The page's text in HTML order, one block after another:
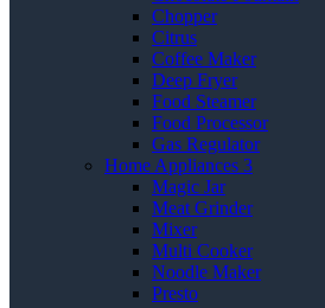
Chopper
Citrus
Coffee Maker
Deep Fryer
Food Steamer
Food Processor
Gas Regulator
Home Appliances 3
Magic Jar
Meat Grinder
Mixer
Multi Cooker
Noodle Maker
Presto